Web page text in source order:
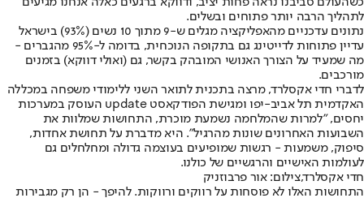
לתהליך הרבה יותר פתוחים ובשלים.
נתונים עדכניים מהאפליקציה מגלים ש-9 מתוך 10 נשים (93%) בישראל
עדיין פתוחות לדייטינג גם בתקופה הנוכחית, בדומה ל-95% מהגברים -
מה שמעיד על הצורך האנושי המובהק בקשר, גם (ואולי דווקא) בזמנים
מורכבים.
לדברי חדי אקסלרד, מרצה בתכנית לתואר השני ללימודי משפחה במכללה
האקדמית תל אביב-יפו ומגישת הפודקאסט update העוסק במערכות
יחסים, "למרות שהמלחמה נשמעת מוכרת, התחושות שמלוות את
השבועות האחרונים שונות מהרגיל". היא מדברת על תחושת אחדות,
סיפוק, משמעות - רגשות שמופיעים בעוצמה גדולה ומחלחלים גם
לעולמות האישיים והרגשיים של כולנו.
חדי אקסלרד,צילום: אור פרבוזניק
התחושות האלו לא פוסחות על רווקים ורווקות. להיפך - הן רק מגבירות